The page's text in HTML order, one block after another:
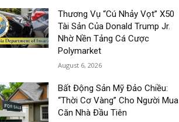
Thương Vụ “Cú Nhảy Vọt” X50
Tài Sản Của Donald Trump Jr.
Nhờ Nền Tảng Cá Cược
Polymarket
August 6, 2026
Bất Động Sản Mỹ Đảo Chiều:
“Thời Cơ Vàng” Cho Người Mua
Căn Nhà Đầu Tiên